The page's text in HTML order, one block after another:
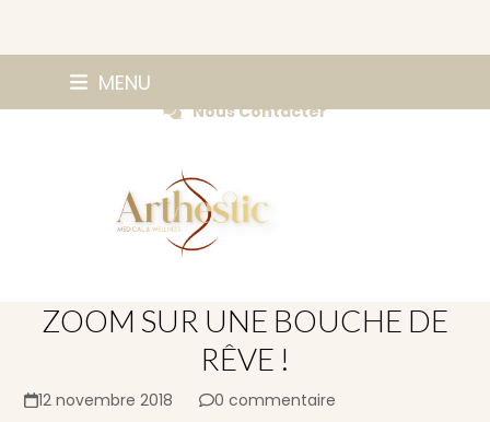
MENU
Nous Contacter
ZOOM SUR UNE BOUCHE DE
RÊVE !
12 novembre 2018 0 commentaire